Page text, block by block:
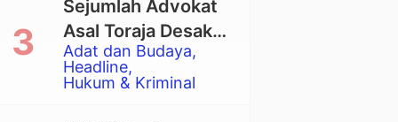
Adat dan Budaya
Headline
Hukum & Kriminal
Sejumlah Advokat
Asal Toraja Desak
Mahkamah Agung
Larang Penggunaan